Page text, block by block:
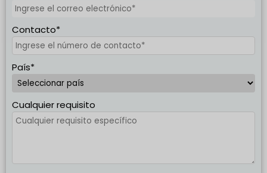
Contacto*
País*
Cualquier requisito